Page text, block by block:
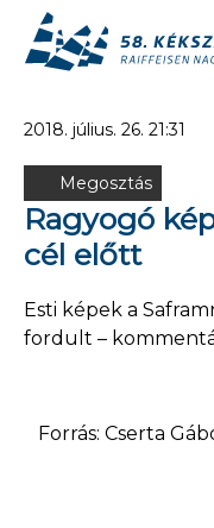
2018. július. 26. 21:31
Megosztás
Ragyogó
cél előtt
Esti képek a
fordult –
Forrás: Cserta